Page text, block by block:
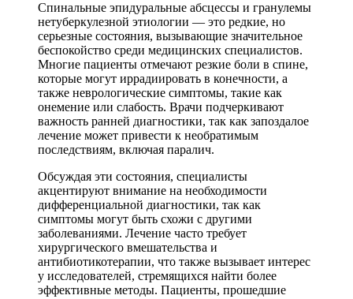
Спинальные эпидуральные абсцессы и гранулемы
нетуберкулезной этиологии — это редкие, но
серьезные состояния, вызывающие значительное
беспокойство среди медицинских специалистов.
Многие пациенты отмечают резкие боли в спине,
которые могут иррадиировать в конечности, а
также неврологические симптомы, такие как
онемение или слабость. Врачи подчеркивают
важность ранней диагностики, так как запоздалое
лечение может привести к необратимым
последствиям, включая паралич.
Обсуждая эти состояния, специалисты
акцентируют внимание на необходимости
дифференциальной диагностики, так как
симптомы могут быть схожи с другими
заболеваниями. Лечение часто требует
хирургического вмешательства и
антибиотикотерапии, что также вызывает интерес
у исследователей, стремящихся найти более
эффективные методы. Пациенты, прошедшие